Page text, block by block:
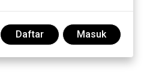
Daftar Masuk